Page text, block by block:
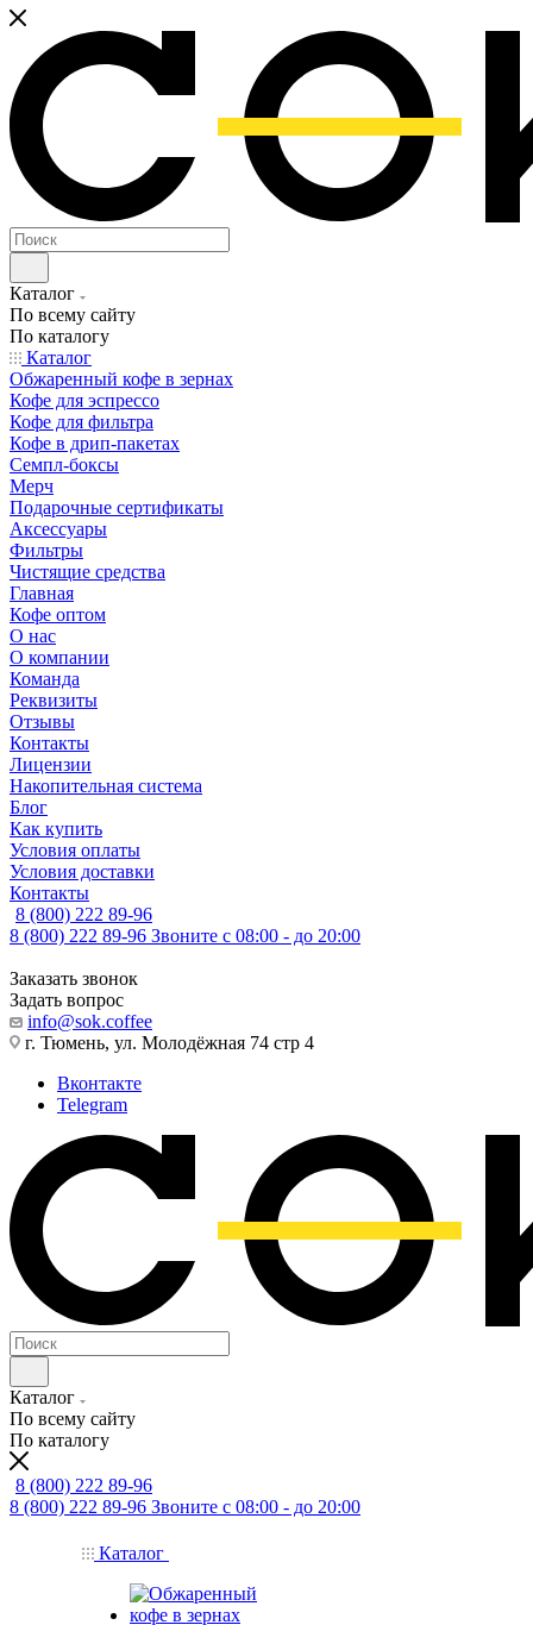
Каталог
По всему сайту
По каталогу
Каталог
Обжаренный кофе в зернах
Кофе для эспрессо
Кофе для фильтра
Кофе в дрип-пакетах
Семпл-боксы
Мерч
Подарочные сертификаты
Аксессуары
Фильтры
Чистящие средства
Главная
Кофе оптом
О нас
О компании
Команда
Реквизиты
Отзывы
Контакты
Лицензии
Накопительная система
Блог
Как купить
Условия оплаты
Условия доставки
Контакты
8 (800) 222 89-96
8 (800) 222 89-96 Звоните с 08:00 - до 20:00
Заказать звонок
Задать вопрос
info@sok.coffee
г. Тюмень, ул. Молодёжная 74 стр 4
Вконтакте
Telegram
Каталог
По всему сайту
По каталогу
8 (800) 222 89-96
8 (800) 222 89-96 Звоните с 08:00 - до 20:00
Каталог